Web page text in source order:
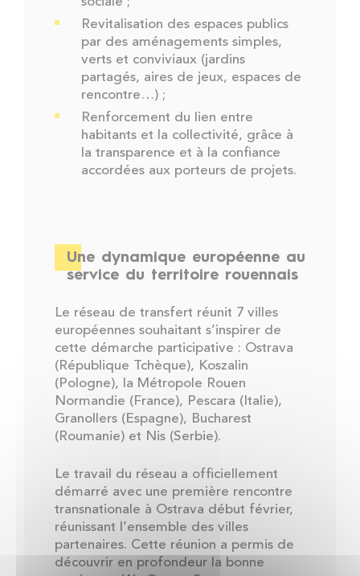
Revitalisation des espaces publics
par des aménagements simples,
verts et conviviaux (jardins
partagés, aires de jeux, espaces de
rencontre…) ;
Renforcement du lien entre
habitants et la collectivité, grâce à
la transparence et à la confiance
accordées aux porteurs de projets.
Une dynamique européenne au
service du territoire rouennais
Le réseau de transfert réunit 7 villes
européennes souhaitant s’inspirer de
cette démarche participative : Ostrava
(République Tchèque), Koszalin
(Pologne), la Métropole Rouen
Normandie (France), Pescara (Italie),
Granollers (Espagne), Bucharest
(Roumanie) et Nis (Serbie).
Le travail du réseau a officiellement
démarré avec une première rencontre
transnationale à Ostrava début février,
réunissant l’ensemble des villes
partenaires. Cette réunion a permis de
découvrir en profondeur la bonne